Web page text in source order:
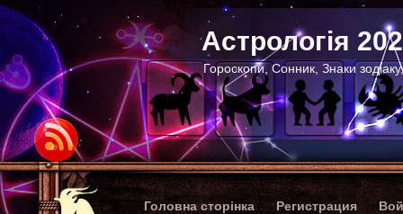
Астрологія
Гороскопи, Сонник, Знаки
Головна сторінка Регистрация